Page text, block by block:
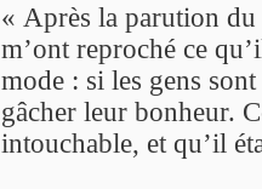
« Après la parution du
m’ont reproché ce
mode : si les gens
gâcher leur bonheur.
intouchable, et qu’il